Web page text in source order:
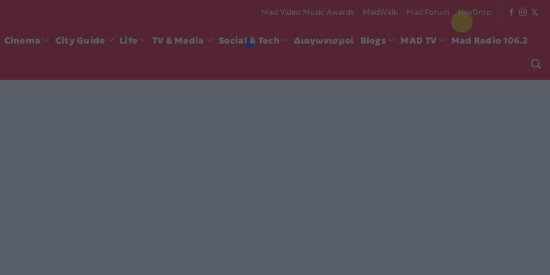
Mad Video Music Awards MadWalk Mad Forum NyxDrop
Cinema City Guide Life TV & Media Social & Tech Διαγωνισμοί Blogs MAD TV Mad Radio 106.2